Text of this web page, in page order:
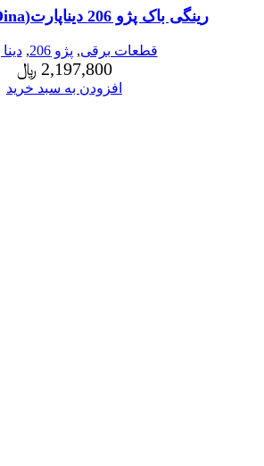
رینگی باک پژو 206 دیناپارت(Dina)(1605081)
قطعات برقی, پژو 206 ,
2,197,800 ﷼
افزودن به سبد خرید